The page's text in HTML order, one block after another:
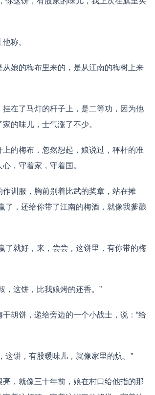
称。
娘的梅布里来的，是从江南的梅树上来
挂在了马灯的杆子上，是二等功，因为他
的味儿，士气涨了不少。
的梅布，忽然想起，娘说过，秤杆的准
，守着家，守着国。
训服，胸前别着比武的奖章，站在摊
了，还给你带了江南的梅酒，就像我爹酿
了就好，来，尝尝，这饼里，有你带的梅
，这饼，比我娘烤的还香。”
胡饼，递给旁边的一个小战士，说：“给
这饼，有股暖味儿，就像家里的炕。”
，就像三十年前，娘在村口给他指的那